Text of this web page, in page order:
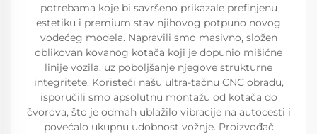
potrebama koje bi savršeno prikazale prefinjenu
estetiku i premium stav njihovog potpuno novog
vodećeg modela. Napravili smo masivno, složen
oblikovan kovanog kotača koji je dopunio mišićne
linije vozila, uz poboljšanje njegove strukturne
integritete. Koristeći našu ultra-tačnu CNC obradu,
isporučili smo apsolutnu montažu od kotača do
čvorova, što je odmah ublažilo vibracije na autocesti i
povećalo ukupnu udobnost vožnje. Proizvođač